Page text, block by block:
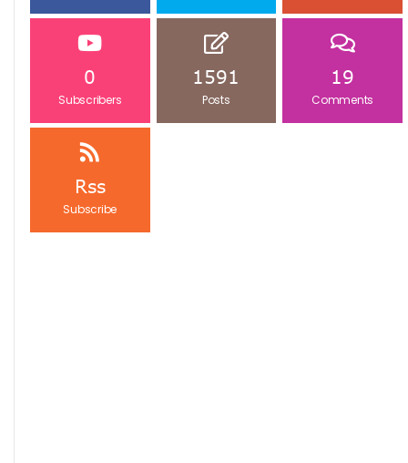
0
Subscribers
1591
Posts
19
Comments
Rss
Subscribe